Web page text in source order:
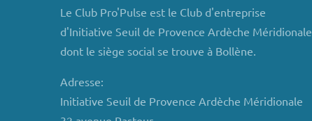
Le Club Pro'Pulse est le Club d'entreprise
d'Initiative Seuil de Provence Ardèche Méridionale
dont le siège social se trouve à Bollène.
Adresse:
Initiative Seuil de Provence Ardèche Méridionale